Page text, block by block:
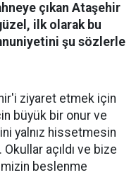
çıkan Ataşehir
ilk olarak bu
şu sözlerle
ziyaret etmek için
büyük bir onur ve
yalnız hissetmesin
açıldı ve bize
beslenme